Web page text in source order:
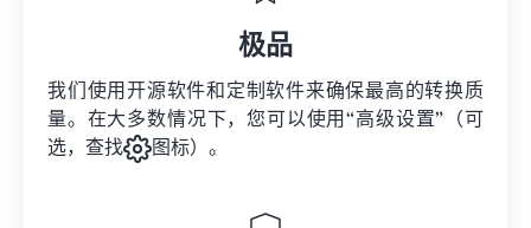
极品
我们使用开源软件和定制软件来确保最高的转换质
量。在大多数情况下，您可以使用“高级设置”（可
选，查找
图标）。